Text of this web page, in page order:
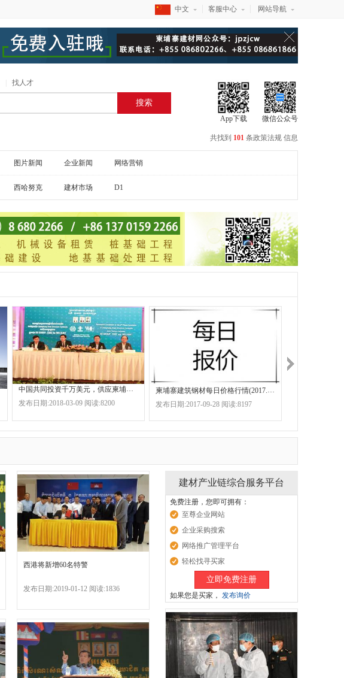
中文 客服中心 网站导航
找人才
搜索
App下载 微信公众号
共找到 101 条政策法规 信息
图片新闻 企业新闻 网络营销
西哈努克 建材市场 D1
发布日期:2018-03-09 阅读:8200
发布日期:2017-09-28 阅读:8197
西港将新增60名特警
发布日期:2019-01-12 阅读:1836
建材产业链综合服务平台
免费注册，您即可拥有：
至尊企业网站
企业采购搜索
网络推广管理平台
轻松找寻买家
立即免费注册
如果您是买家， 发布询价